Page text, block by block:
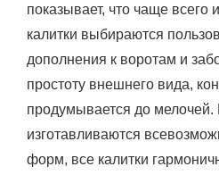
показывает, что чаще всего
калитки выбираются
дополнения к воротам и
простоту внешнего вида,
продумывается до мелочей.
изготавливаются
форм, все калитки